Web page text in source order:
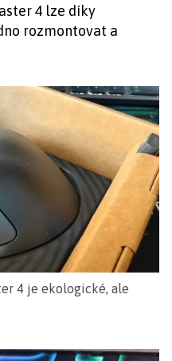
4 lze díky
rozmontovat a
4 je ekologické, ale